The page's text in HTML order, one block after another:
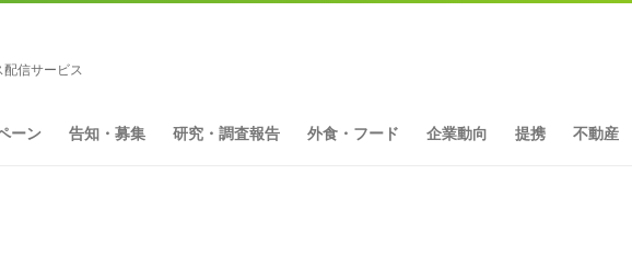
配信サービス
ーン 告知・募集 研究・調査報告 外食・フード 企業動向 提携 不動産